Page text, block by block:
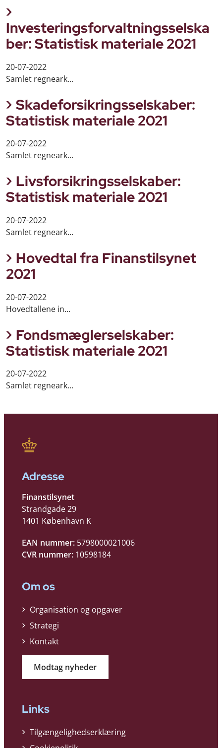
Investeringsforvaltningsselska
ber: Statistisk materiale 2021
20-07-2022
Samlet regneark...
Skadeforsikringsselskaber:
Statistisk materiale 2021
20-07-2022
Samlet regneark...
Livsforsikringsselskaber:
Statistisk materiale 2021
20-07-2022
Samlet regneark...
Hovedtal fra Finanstilsynet
2021
20-07-2022
Hovedtallene in...
Fondsmæglerselskaber:
Statistisk materiale 2021
20-07-2022
Samlet regneark...
Adresse
Finanstilsynet
Strandgade 29
1401 København K
EAN nummer: 5798000021006
CVR nummer: 10598184
Om os
Organisation og opgaver
Strategi
Kontakt
Modtag nyheder
Links
Tilgængelighedserklæring